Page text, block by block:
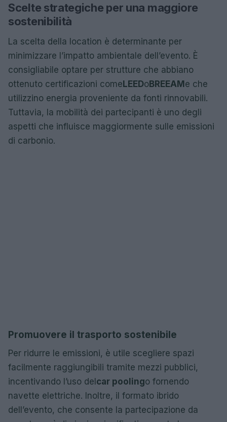
Scelte strategiche per una maggiore
sostenibilità
La scelta della location è determinante per
minimizzare l’impatto ambientale dell’evento. È
consigliabile optare per strutture che abbiano
ottenuto certificazioni comeLEEDoBREEAMe che
utilizzino energia proveniente da fonti rinnovabili.
Tuttavia, la mobilità dei partecipanti è uno degli
aspetti che influisce maggiormente sulle emissioni
di carbonio.
Promuovere il trasporto sostenibile
Per ridurre le emissioni, è utile scegliere spazi
facilmente raggiungibili tramite mezzi pubblici,
incentivando l’uso delcar poolingo fornendo
navette elettriche. Inoltre, il formato ibrido
dell’evento, che consente la partecipazione da